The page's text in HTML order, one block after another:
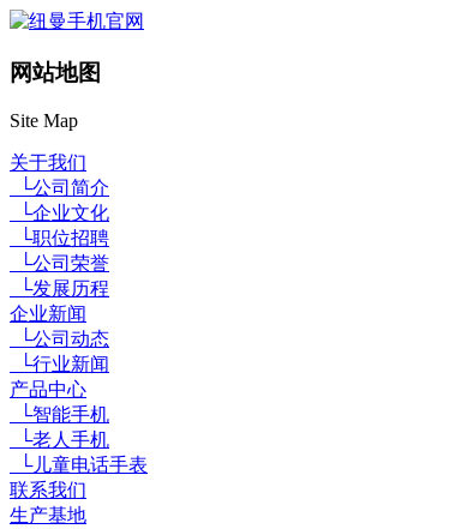
网站地图
Site Map
关于我们
└公司简介
└企业文化
└职位招聘
└公司荣誉
└发展历程
企业新闻
└公司动态
└行业新闻
产品中心
└智能手机
└老人手机
└儿童电话手表
联系我们
生产基地